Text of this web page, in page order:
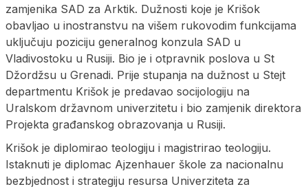
zamjenika SAD za Arktik. Dužnosti koje je Krišok
obavljao u inostranstvu na višem rukovodim funkcijama
uključuju poziciju generalnog konzula SAD u
Vladivostoku u Rusiji. Bio je i otpravnik poslova u St
Džordžsu u Grenadi. Prije stupanja na dužnost u Stejt
departmentu Krišok je predavao socijologiju na
Uralskom državnom univerzitetu i bio zamjenik direktora
Projekta građanskog obrazovanja u Rusiji.
Krišok je diplomirao teologiju i magistrirao teologiju.
Istaknuti je diplomac Ajzenhauer škole za nacionalnu
bezbjednost i strategiju resursa Univerziteta za